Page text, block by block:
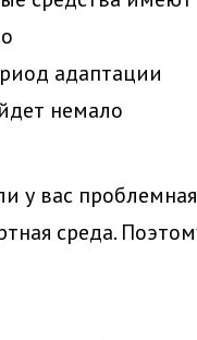
адаптации
немало
у вас проблемная
среда.